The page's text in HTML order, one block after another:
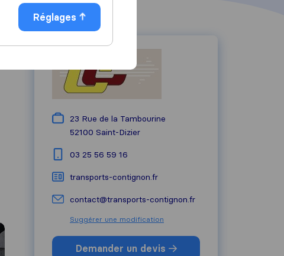
23 Rue de la Tambourine
52100 Saint-Dizier
03 25 56 59 16
transports-contignon.fr
contact@transports-contignon.fr
Suggérer une modification
Demander un devis
Réglages